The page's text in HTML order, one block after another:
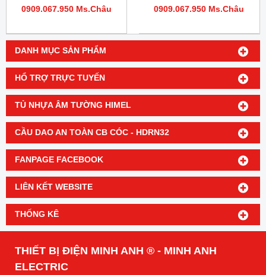
DANH MỤC SẢN PHẨM
HỔ TRỢ TRỰC TUYẾN
TỦ NHỰA ÂM TƯỜNG HIMEL
CẦU DAO AN TOÀN CB CÓC - HDRN32
FANPAGE FACEBOOK
LIÊN KẾT WEBSITE
THỐNG KÊ
0909.067.950 Ms.Châu 0909.067.950 Ms.Châu
THIẾT BỊ ĐIỆN MINH ANH ® - MINH ANH
ELECTRIC